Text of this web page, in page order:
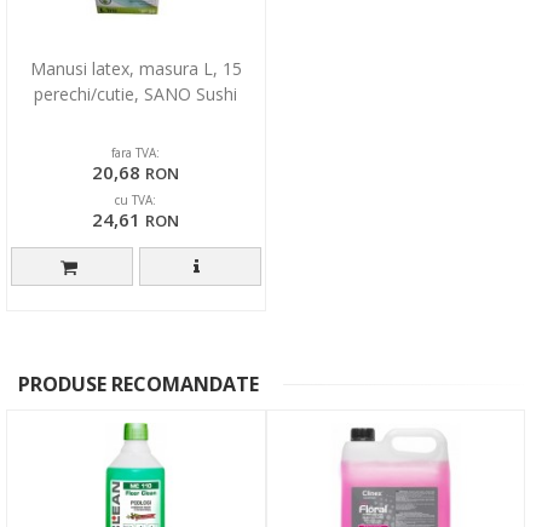
Manusi latex, masura L, 15
perechi/cutie, SANO Sushi
fara TVA:
20,68 RON
cu TVA:
24,61 RON
PRODUSE RECOMANDATE